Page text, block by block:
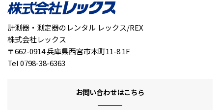
計測器・測定器のレンタル レックス/REX
株式会社レックス
〒662-0914 兵庫県西宮市本町11-8 1F
Tel 0798-38-6363
お問い合わせはこちら